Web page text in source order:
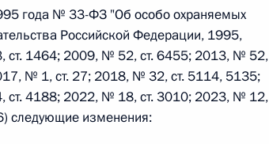
246-ФЗ
Федерации
года № 33-ФЗ "Об особо охраняемых
Российской Федерации, 1995,
1464; 2009, № 52, ст. 6455; 2013, № 52,
№ 1, ст. 27; 2018, № 32, ст. 5114, 5135;
4188; 2022, № 18, ст. 3010; 2023, № 12,
следующие изменения: